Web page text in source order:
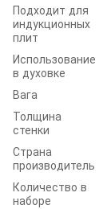
Подходит для
индукционных
плит
Использование
в духовке
Вага
Толщина
стенки
Страна
производитель
Количество в
наборе